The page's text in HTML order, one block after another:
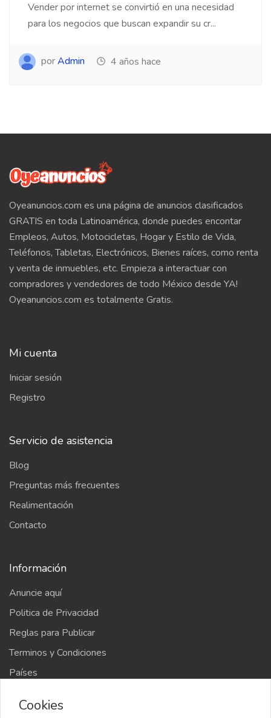
Vender por internet se convirtió en una necesidad
para los negocios que buscan expandir su cr...
porAdmin 4 años hace
Oyeanuncios.com es una página de anuncios clasificados
GRATIS en toda Latinoamérica, donde puedes encontar
Empleos, Autos, Motocicletas, Hogar y Estilo de Vida,
Teléfonos, Tabletas, Electrónicos, Bienes raíces, como renta
y venta de inmuebles, etc. Empieza a interactuar con
compradores y vendedores de todo México desde YA!
Oyeanuncios.com es totalmente Gratis.
Mi cuenta
Iniciar sesión
Registro
Servicio de asistencia
Blog
Preguntas más frecuentes
Realimentación
Contacto
Información
Anuncie aquí
Politica de Privacidad
Reglas para Publicar
Terminos y Condiciones
Países
Cookies